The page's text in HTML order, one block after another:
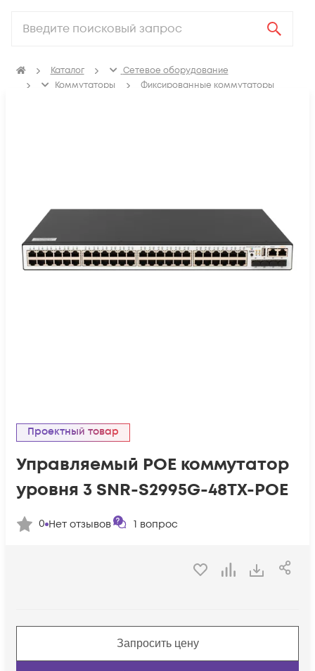
Каталог
Сетевое оборудование
Коммутаторы
Фиксированные коммутаторы
Проектный товар
Управляемый POE коммутатор
уровня 3 SNR-S2995G-48TX-POE
0 Нет отзывов 1 вопрос
Запросить цену